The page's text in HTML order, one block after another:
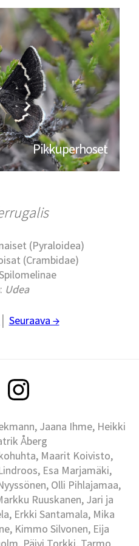
Pikkuperhoset
(Pyraloidea)
(Crambidae)
: Udea
Seuraava →
Jaana Ihme, Heikki
Åberg
Maarit Koivisto,
Esa Marjamäki,
Olli Pihlajamaa,
Ruuskanen, Jari ja
Erkki Santamala, Mika
Kimmo Silvonen, Eija